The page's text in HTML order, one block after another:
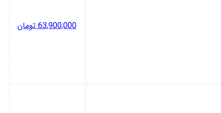
63,900,000 تومان